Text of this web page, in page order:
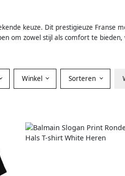
keuze. Dit prestigieuze Franse
om zowel stijl als comfort te
Winkel Sorteren